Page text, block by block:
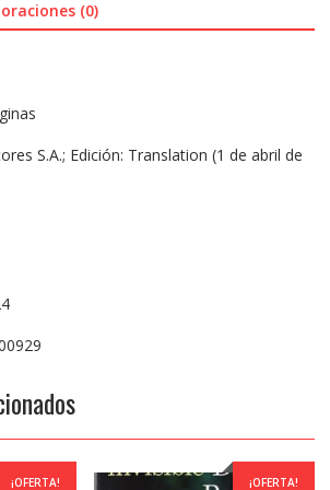
(0)
S.A.; Edición: Translation (1 de abril de
¡OFERTA! ¡OFERTA!